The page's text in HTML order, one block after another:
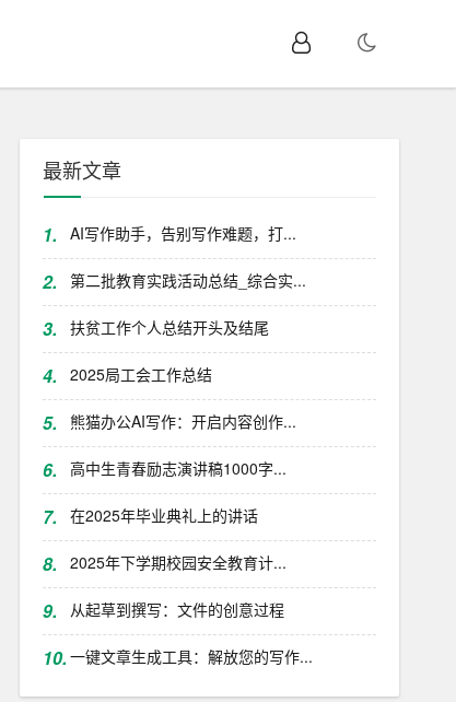
最新文章
1. AI写作助手，告别写作难题，打...
2. 第二批教育实践活动总结_综合实...
3. 扶贫工作个人总结开头及结尾
4. 2025局工会工作总结
5. 熊猫办公AI写作：开启内容创作...
6. 高中生青春励志演讲稿1000字...
7. 在2025年毕业典礼上的讲话
8. 2025年下学期校园安全教育计...
9. 从起草到撰写：文件的创意过程
10.一键文章生成工具：解放您的写作...